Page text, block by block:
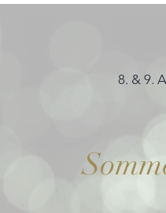
8. & 9.